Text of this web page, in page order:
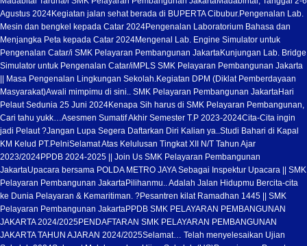
Agustus 2024Kegiatan jalan sehat berada di BUPERTA Cibubur.Pengenalan Lab.
Mesin dan bengkel kepada Catar 2024Pengenalan Laboratorium Bahasa dan
Menjangka Peta kepada Catar 2024Mengenal Lab. Engine Simulator untuk
Pengenalan Catar/i SMK Pelayaran Pembangunan JakartaKunjungan Lab. Bridge
Simulator untuk Pengenalan Catar/i MPLS SMK Pelayaran Pembangunan Jakarta
|| Masa Pengenalan Lingkungan Sekolah.Kegiatan DPM (Diklat Pemberdayaan
Masyarakat)Awali mimpimu di sini.. SMK Pelayaran Pembangunan JakartaHari
Pelaut Sedunia 25 Juni 2024Kenapa Sih harus di SMK Pelayaran Pembangunan,
Cari tahu yukk…Asesmen Sumatif Akhir Semester T.P 2023-2024Cita-Cita ingin
jadi Pelaut ?Jangan Lupa Segera Daftarkan Diri Kalian ya..Studi Bahari di Kapal
KM Kelud PT.PelniSelamat Atas Kelulusan Tingkat XII N/T Tahun Ajar
2023/2024PPDB 2024-2025 || Join Us SMK Pelayaran Pembangunan
JakartaUpacara bersama POLDA METRO JAYA Sebagai Inspektur Upacara || SMK
Pelayaran Pembangunan JakartaPilihanmu.. Adalah Jalan Hidupmu Bercita-cita
ke Dunia Pelayaran & Kemaritiman. ?Pesantren kilat Ramadhan 1445 || SMK
Pelayaran Pembangunan JakartaPPDB SMK PELAYARAN PEMBANGUNAN
JAKARTA 2024/2025PENDAFTARAN SMK PELAYARAN PEMBANGUNAN
JAKARTA TAHUN AJARAN 2024/2025Selamat… Telah menyelesaikan Ujian